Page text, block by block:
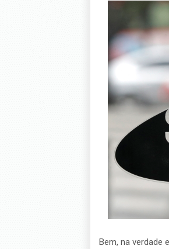
Bem, na verdade